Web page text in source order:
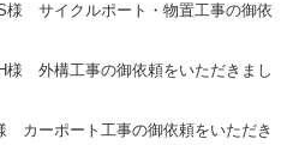
様 サイクルポート・物置工事の御依
様 外構工事の御依頼をいただきまし
カーポート工事の御依頼をいただき